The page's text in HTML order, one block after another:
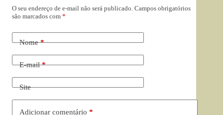
O seu endereço de e-mail não será publicado. Campos obrigatórios
são marcados com *
Nome*
E-mail*
Site
Adicionar comentário *